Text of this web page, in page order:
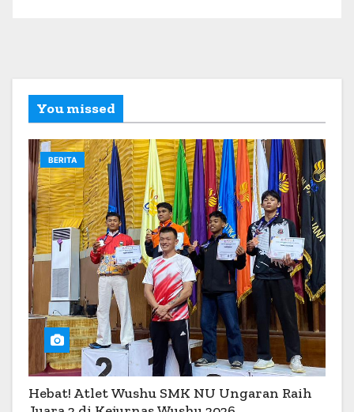
You missed
BERITA
Hebat! Atlet Wushu SMK NU Ungaran Raih